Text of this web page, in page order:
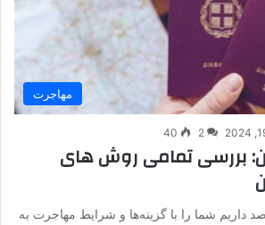
مهاجرت
2
40
بررسی تمامی روش های
داریم شما را با گزینه‌ها و شرایط مهاجرت به